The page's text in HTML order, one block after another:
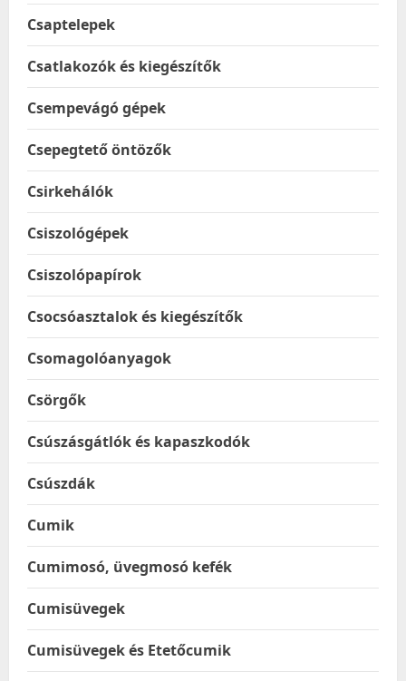
Csaptelepek
Csatlakozók és kiegészítők
Csempevágó gépek
Csepegtető öntözők
Csirkehálók
Csiszológépek
Csiszolópapírok
Csocsóasztalok és kiegészítők
Csomagolóanyagok
Csörgők
Csúszásgátlók és kapaszkodók
Csúszdák
Cumik
Cumimosó, üvegmosó kefék
Cumisüvegek
Cumisüvegek és Etetőcumik